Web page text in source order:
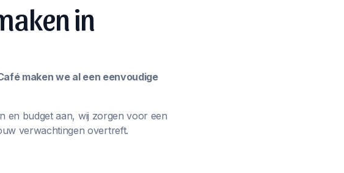
in
maken we al een eenvoudige
en budget aan, wij zorgen voor een
verwachtingen overtreft.